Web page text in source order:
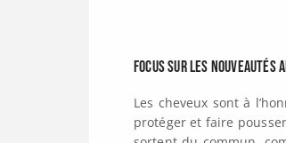
Focus sur les nouveautés
Les cheveux sont à
protéger et faire